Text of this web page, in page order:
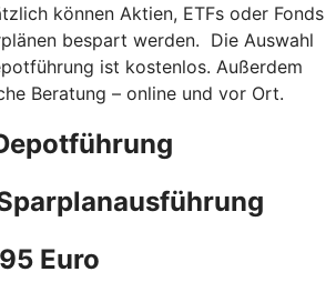
können Aktien, ETFs oder Fonds
bespart werden. Die Auswahl
ist kostenlos. Außerdem
Beratung – online und vor Ort.
Euro